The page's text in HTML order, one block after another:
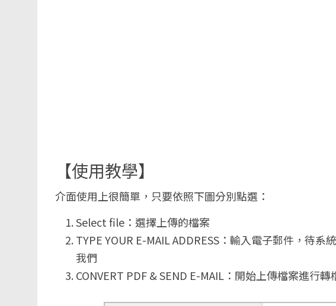
【使用教學】
介面使用上很簡單，只要依照下圖分別點選：
Select file：選擇上傳的檔案
TYPE YOUR E-MAIL ADDRESS：輸入電子郵件，待
我們
CONVERT PDF & SEND E-MAIL：開始上傳檔案進行轉